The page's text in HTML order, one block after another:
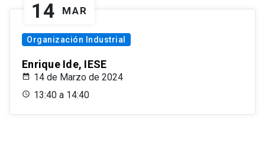
14 MAR
Organización Industrial
Enrique Ide, IESE
14 de Marzo de 2024
13:40 a 14:40